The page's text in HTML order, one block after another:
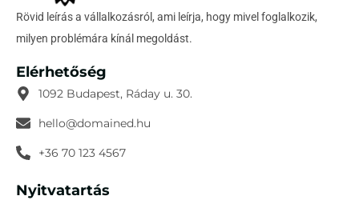
Rövid leírás a vállalkozásról, ami leírja, hogy mivel foglalkozik,
milyen problémára kínál megoldást.
Elérhetőség
1092 Budapest, Ráday u. 30.
hello@domained.hu
+36 70 123 4567
Nyitvatartás